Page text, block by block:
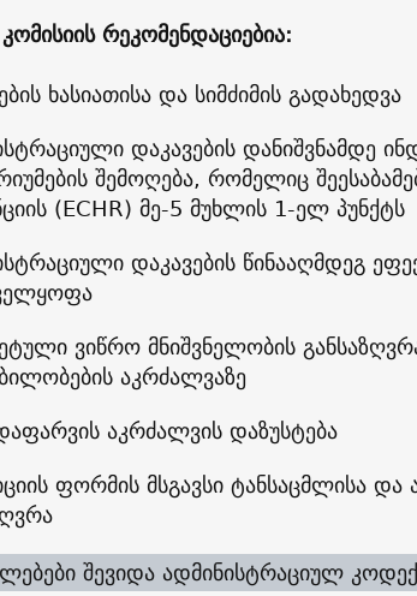
რეკომენდაციებია:
ხასიათისა და სიმძიმის გადახედვა
დაკავების დანიშვნამდე
შემოღება, რომელიც
(ECHR) მე-5 მუხლის 1-ელ პუნქტს
დაკავების წინააღმდეგ
ვიწრო მნიშვნელობის
აკრძალვაზე
აკრძალვის დაზუსტება
ფორმის მსგავსი ტანსაცმლისა და
შევიდა ადმინისტრაციულ